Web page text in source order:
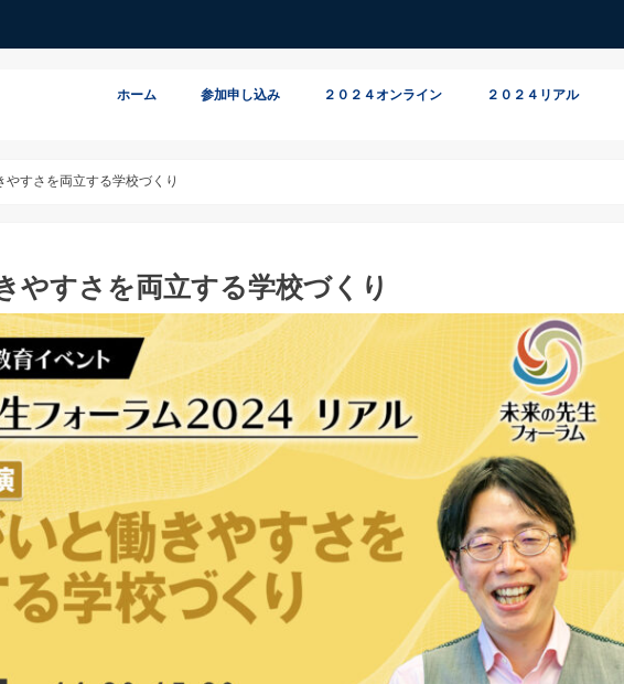
ホーム 参加申し込み ２０２４オンライン ２０２４リアル
やすさを両立する学校づくり
やすさを両立する学校づくり